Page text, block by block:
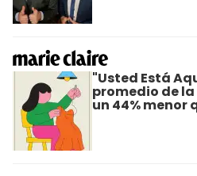
"Usted Está
promedio de
un 44% menor